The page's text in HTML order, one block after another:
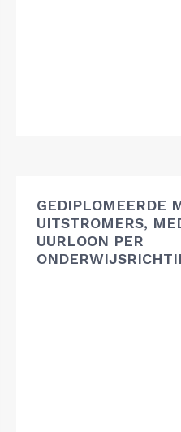
GEDIPLOMEERDE
UITSTROMERS,
UURLOON PER